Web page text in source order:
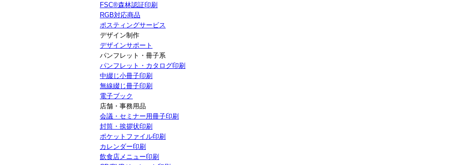
FSC®森林認証印刷
RGB対応商品
ポスティングサービス
デザイン制作
デザインサポート
パンフレット・冊子系
パンフレット・カタログ印刷
中綴じ小冊子印刷
無線綴じ冊子印刷
電子ブック
店舗・事務用品
会議・セミナー用冊子印刷
封筒・挨拶状印刷
ポケットファイル印刷
カレンダー印刷
飲食店メニュー印刷